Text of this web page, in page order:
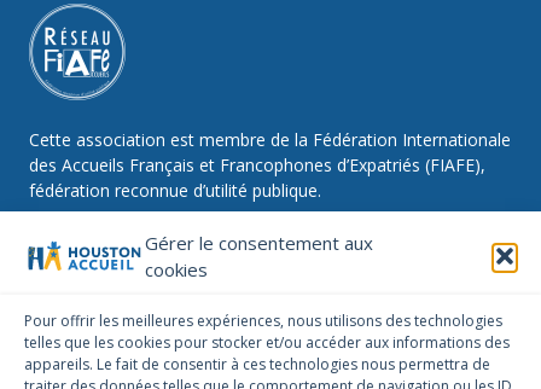
Gérer le consentement aux
cookies
Pour offrir les meilleures expériences, nous utilisons des technologies
telles que les cookies pour stocker et/ou accéder aux informations des
appareils. Le fait de consentir à ces technologies nous permettra de
Cette association est membre de la Fédération Internationale
des Accueils Français et Francophones d’Expatriés (FIAFE),
fédération reconnue d’utilité publique.
NOUS SUIVRE
Facebook Instagram Linkedin